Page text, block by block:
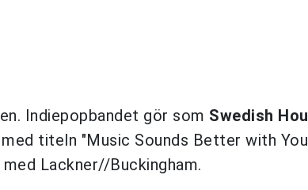
Indiepopbandet gör som Swedish
titeln "Music Sounds Better with
Lackner//Buckingham.